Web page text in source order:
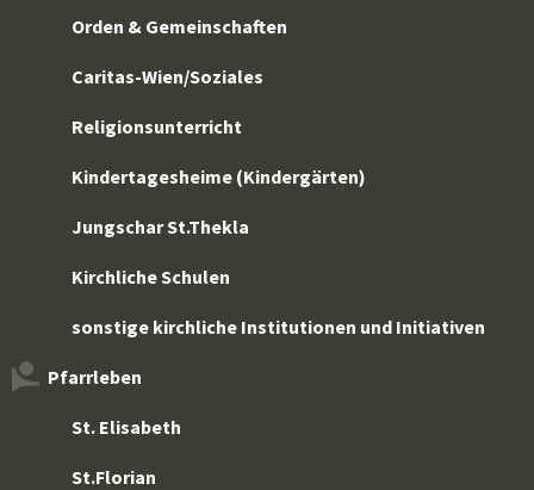
Orden & Gemeinschaften
Caritas-Wien/Soziales
Religionsunterricht
Kindertagesheime (Kindergärten)
Jungschar St.Thekla
Kirchliche Schulen
sonstige kirchliche Institutionen und Initiativen
Pfarrleben
St. Elisabeth
St.Florian